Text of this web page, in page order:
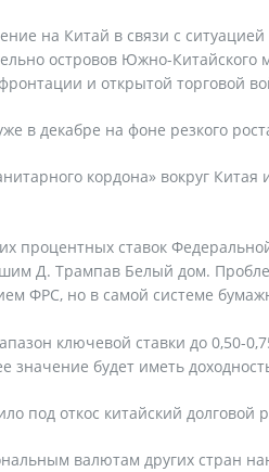
на Китай в связи с
островов Южно-Китайского
и открытой торговой
в декабре на фоне резкого
кордона» вокруг
процентных ставок
Д. Трампав Белый дом.
ФРС, но в самой системе
ключевой ставки до 0,50-
будет иметь
под откос китайский долговой
валютам других стран